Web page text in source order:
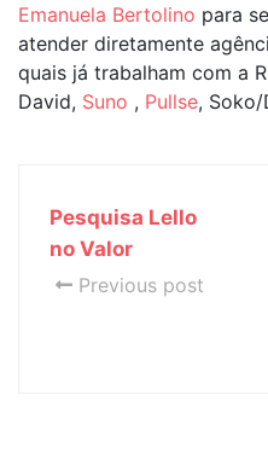
Emanuela Bertolino para
atender diretamente
quais já trabalham com a
David, Suno , Pullse,
Pesquisa Lello
no Valor
Previous post